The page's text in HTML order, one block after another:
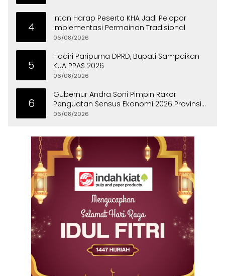
4
Intan Harap Peserta KHA Jadi Pelopor
Implementasi Permainan Tradisional
06/08/2026
5
Hadiri Paripurna DPRD, Bupati Sampaikan
KUA PPAS 2026
06/08/2026
6
Gubernur Andra Soni Pimpin Rakor
Penguatan Sensus Ekonomi 2026 Provinsi
Banten
06/08/2026